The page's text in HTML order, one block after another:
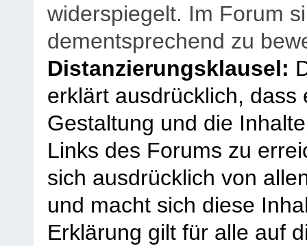
widerspiegelt. Im Forum
dementsprechend zu
Distanzierungsklausel:
erklärt ausdrücklich,
Gestaltung und die
Links des Forums zu
sich ausdrücklich von
und macht sich diese
Erklärung gilt für alle auf